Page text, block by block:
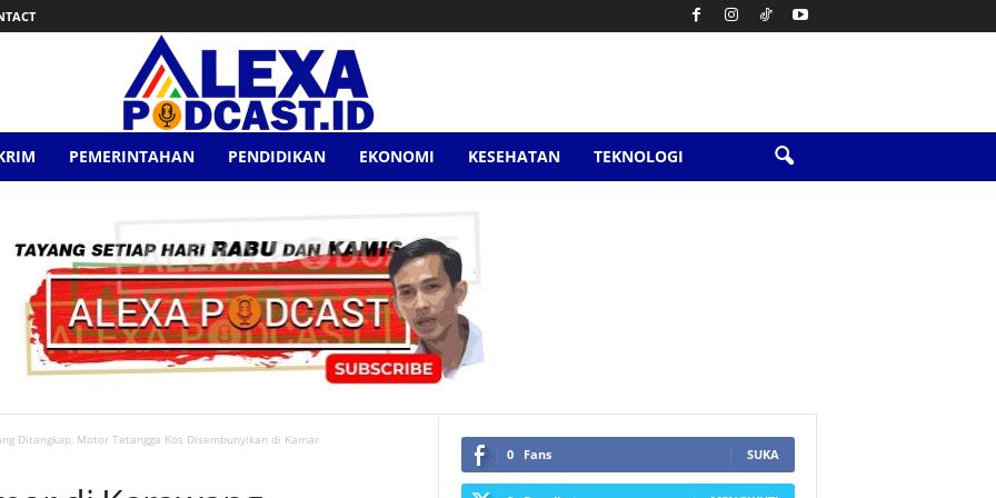
PEMERINTAHAN PENDIDIKAN EKONOMI KESEHATAN TEKNOLOGI
Ditangkap, Motor Tetangga Kos Disembunyikan di Kamar
0 Fans SUKA